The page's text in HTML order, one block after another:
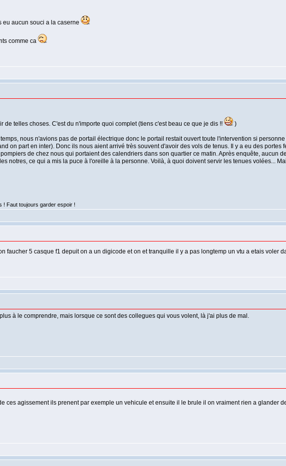
eu aucun souci a la caserne
comme ca
de telles choses. C'est du n'importe quoi complet (tiens c'est beau ce que je dis !! )
nous n'avions pas de portail électrique donc le portail restait ouvert toute l'intervention si
on part en inter). Donc ils nous aient arrivé très souvent d'avoir des vols de tenus. Il y a eu des
de chez nous qui portaient des calendriers dans son quartier ce matin. Après enquête, aucun
notres, ce qui a mis la puce à l'oreille à la personne. Voilà, à quoi doivent servir les tenues volées...
! Faut toujours garder espoir !
faucher 5 casque f1 depuit on a un digicode et on et tranquille il y a pas longtemp un vtu a etais voler
à le comprendre, mais lorsque ce sont des collegues qui vous volent, là j'ai plus de mal.
ces agissement ils prenent par exemple un vehicule et ensuite il le brule il on vraiment rien a glander